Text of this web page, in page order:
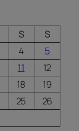
S
S
4
5
11
12
18
19
25
26